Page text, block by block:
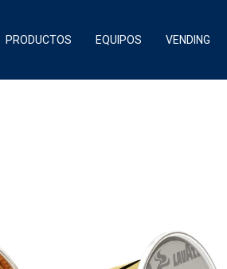
PRODUCTOS EQUIPOS VENDING